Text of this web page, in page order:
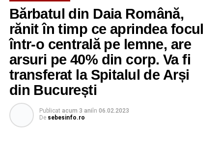
Bărbatul din Daia Română,
rănit în timp ce aprindea focul
într-o centrală pe lemne, are
arsuri pe 40% din corp. Va fi
transferat la Spitalul de Arși
din București
Publicat acum 3 aniîn 06.02.2023
De sebesinfo.ro